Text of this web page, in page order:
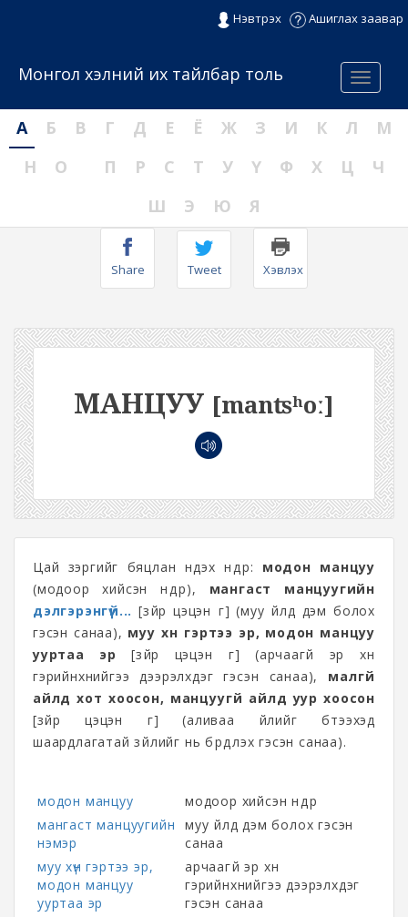
Нэвтрэх Ашиглах заавар
Menu
Монгол хэлний их тайлбар толь
А Б В Г Д Е Ё Ж З И К Л
М
Н
О П Р С Т У Ү Ф Х Ц
Ч
Ш
Э Ю Я
Share Tweet Хэвлэх
МАНЦУУ [manʦʰoː]
Цай зэргийг бяцлан нүдэх нүдүүр: модон манцуу
(модоор хийсэн нүдүүр), мангаст манцуугийн
дэлгэрэнгүй... [зүйр цэцэн үг] (муу үйлд дэм болох
гэсэн санаа), муу хүн гэртээ эр, модон манцуу
ууртаа эр [зүйр цэцэн үг] (арчаагүй эр хүн
гэрийнхнийгээ дээрэлхдэг гэсэн санаа), малгүй
айлд хот хоосон, манцуугүй айлд уур хоосон
[зүйр цэцэн үг] (аливаа үйлийг бүтээхэд
шаардлагатай зүйлийг нь бүрдүүлэх гэсэн санаа).
модон манцуу
модоор хийсэн нүдүүр
мангаст манцуугийн
нэмэр
муу үйлд дэм болох гэсэн
санаа
муу хүн гэртээ эр,
модон манцуу
ууртаа эр
арчаагүй эр хүн
гэрийнхнийгээ дээрэлхдэг
гэсэн санаа